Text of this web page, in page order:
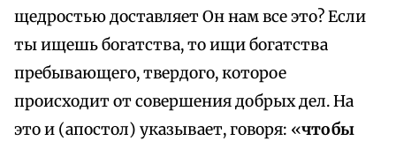
щедростью доставляет Он нам все это? Если
ты ищешь богатства, то ищи богатства
пребывающего, твердого, которое
происходит от совершения добрых дел. На
это и (апостол) указывает, говоря: «чтобы